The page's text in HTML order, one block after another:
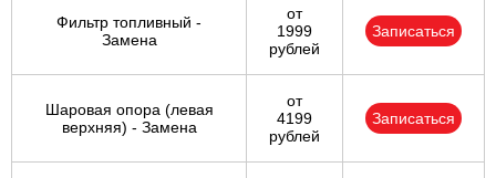
Фильтр топливный -
Замена
от
1999
рублей
Записаться
Шаровая опора (левая
верхняя) - Замена
от
4199
рублей
Записаться